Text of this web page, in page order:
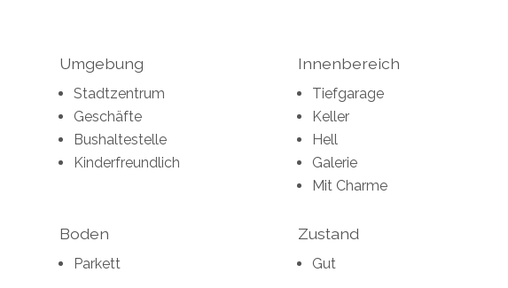
Umgebung
Stadtzentrum
Geschäfte
Bushaltestelle
Kinderfreundlich
Innenbereich
Tiefgarage
Keller
Hell
Galerie
Mit Charme
Boden
Parkett
Zustand
Gut